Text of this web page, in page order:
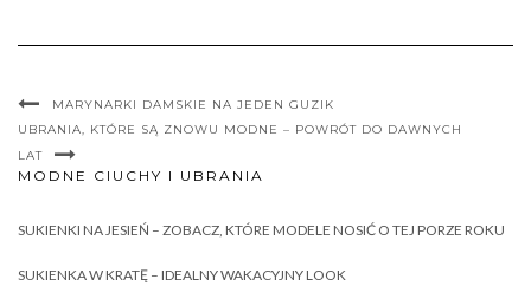
MARYNARKI DAMSKIE NA JEDEN GUZIK
UBRANIA, KTÓRE SĄ ZNOWU MODNE – POWRÓT DO DAWNYCH
LAT
MODNE CIUCHY I UBRANIA
SUKIENKI NA JESIEŃ – ZOBACZ, KTÓRE MODELE NOSIĆ O TEJ PORZE ROKU
SUKIENKA W KRATĘ – IDEALNY WAKACYJNY LOOK